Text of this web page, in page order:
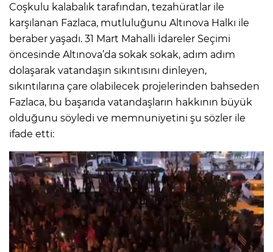
Coşkulu kalabalık tarafından, tezahüratlar ile
karşılanan Fazlaca, mutluluğunu Altınova Halkı ile
beraber yaşadı. 31 Mart Mahalli İdareler Seçimi
öncesinde Altınova’da sokak sokak, adım adım
dolaşarak vatandaşın sıkıntısını dinleyen,
sıkıntılarına çare olabilecek projelerinden bahseden
Fazlaca, bu başarıda vatandaşların hakkının büyük
olduğunu söyledi ve memnuniyetini şu sözler ile
ifade etti: